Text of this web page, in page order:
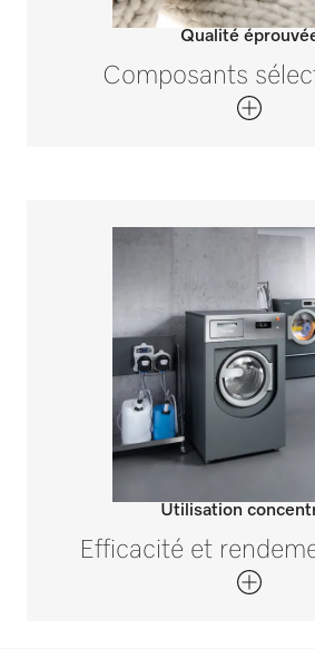
Qualité
Composants
Utilisation
Efficacité et